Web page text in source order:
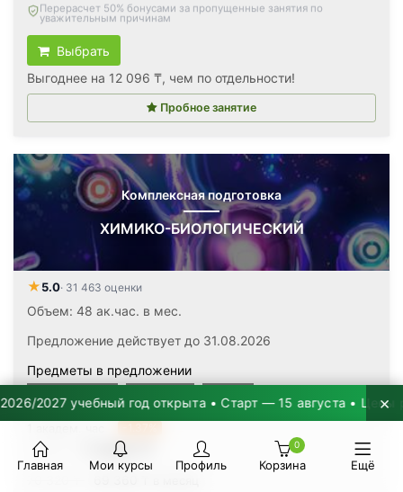
Вернём все оплаченные деньги, если откажетесь после
первого занятия
Выбрать
Выгоднее на 12 096 ₸, чем по отдельности!
Пробное занятие
Комплексная подготовка
ХИМИКО-БИОЛОГИЧЕСКИЙ
★5.0· 31 463 оценки
Объем: 48 ак.час. в мес.
Предложение действует до 31.08.2026
Предметы в предложении
1 465 ₸ 1 445 ₸
• Старт — 15 августа • Цены растут на 2–3% ×
Главная Мои курсы Профиль
0
Корзина Ещё